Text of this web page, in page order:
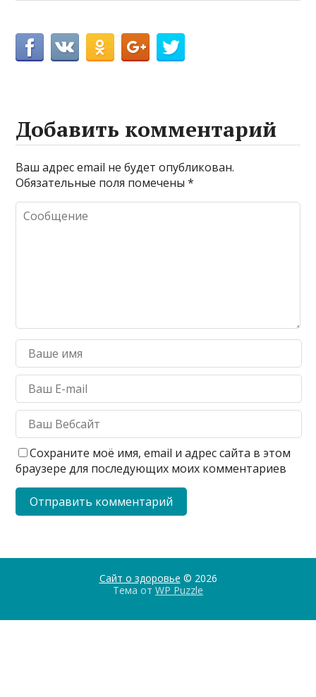
Добавить комментарий
Ваш адрес email не будет опубликован.
Обязательные поля помечены*
Сохраните моё имя, email и адрес сайта в этом
браузере для последующих моих комментариев
Сайт о здоровье © 2026
Тема от WP Puzzle